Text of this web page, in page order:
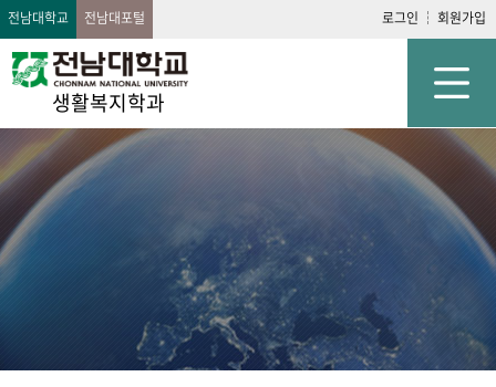
전남대학교 전남대포털 로그인 회원가입
생활복지학과